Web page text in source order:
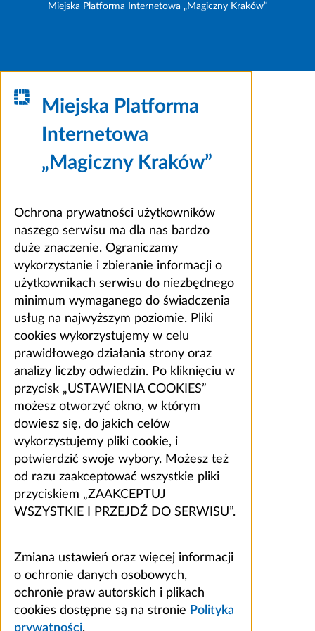
Miejska Platforma Internetowa „Magiczny Kraków”
Miejska Platforma
Internetowa
„Magiczny Kraków”
Ochrona prywatności użytkowników
naszego serwisu ma dla nas bardzo
duże znaczenie. Ograniczamy
wykorzystanie i zbieranie informacji o
użytkownikach serwisu do niezbędnego
minimum wymaganego do świadczenia
usług na najwyższym poziomie. Pliki
cookies wykorzystujemy w celu
prawidłowego działania strony oraz
analizy liczby odwiedzin. Po kliknięciu w
przycisk „USTAWIENIA COOKIES”
możesz otworzyć okno, w którym
dowiesz się, do jakich celów
wykorzystujemy pliki cookie, i
potwierdzić swoje wybory. Możesz też
od razu zaakceptować wszystkie pliki
przyciskiem „ZAAKCEPTUJ
WSZYSTKIE I PRZEJDŹ DO SERWISU”.
Zmiana ustawień oraz więcej informacji
o ochronie danych osobowych,
ochronie praw autorskich i plikach
cookies dostępne są na stronie Polityka
prywatności.